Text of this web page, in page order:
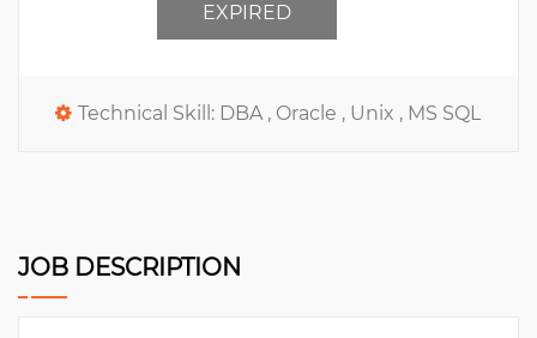
EXPIRED
Technical Skill: DBA , Oracle , Unix , MS SQL
JOB DESCRIPTION